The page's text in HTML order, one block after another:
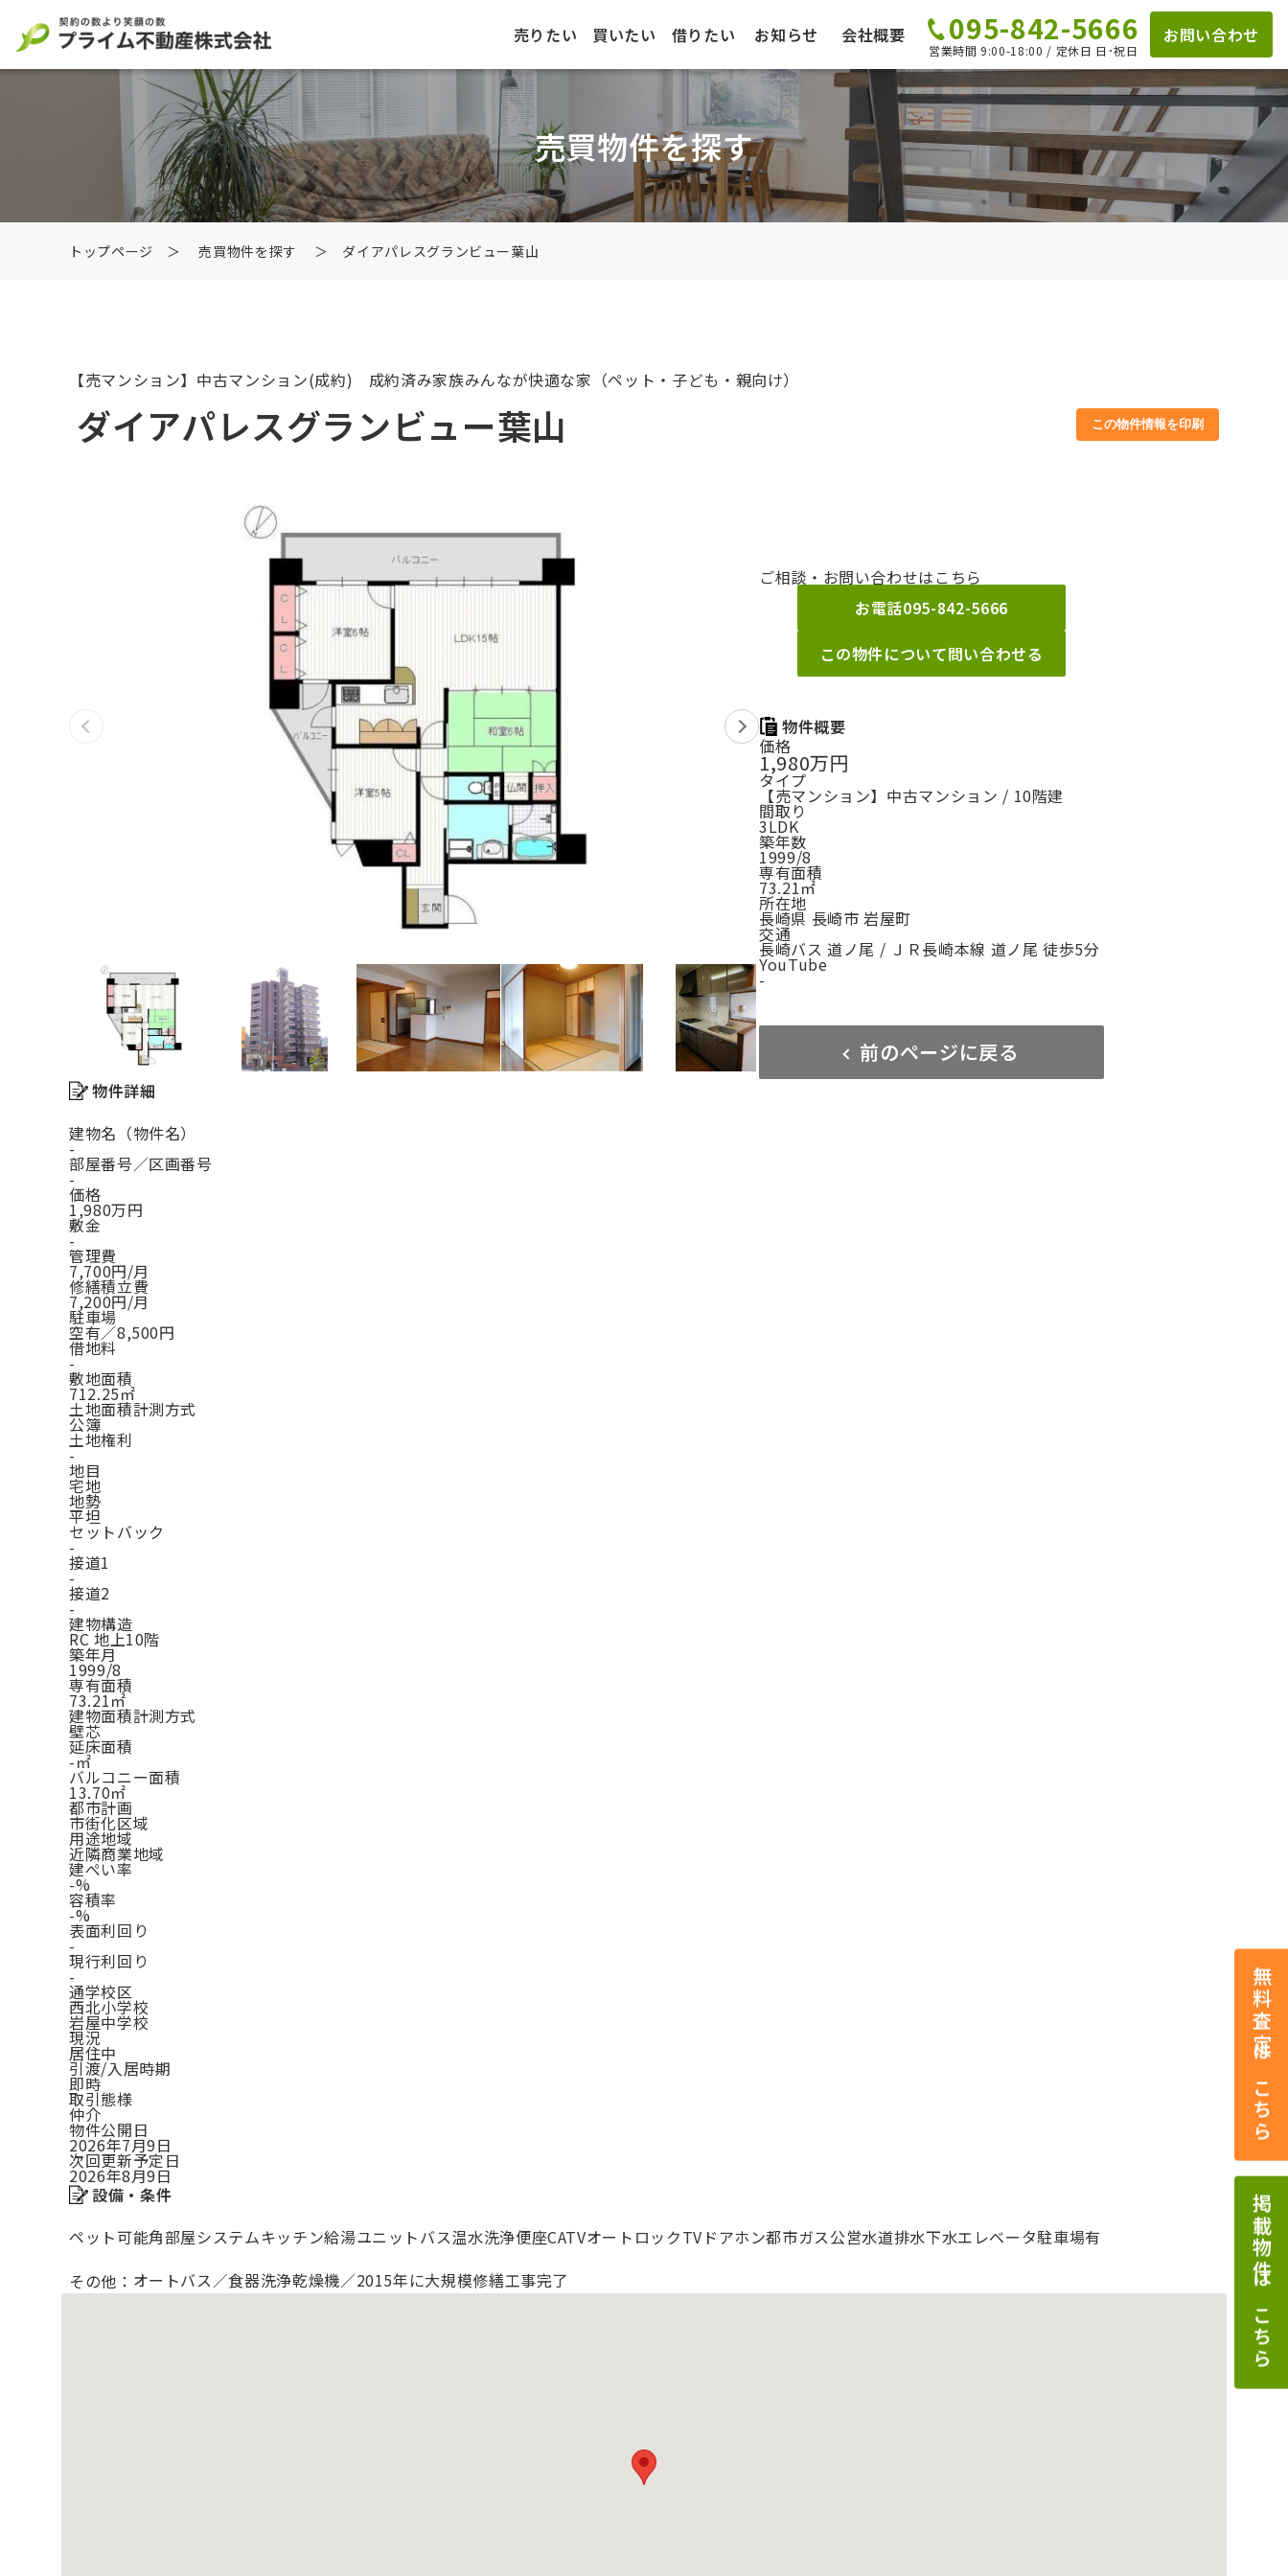
売りたい 買いたい 借りたい お知らせ 会社概要 095-842-5666
営業時間 9:00-18:00 / 定休日 日･祝日
お問い合わせ
無料査定はこちら
掲載物件はこちら
売買物件を探す
トップページ ＞ 売買物件を探す ＞ ダイアパレスグランビュー葉山
【売マンション】中古マンション(成約) 成約済み家族みんなが快適な家（ペット・子ども・親向け）
ダイアパレスグランビュー葉山 この物件情報を印刷
ご相談・お問い合わせはこちら
お電話095-842-5666
この物件について問い合わせる
物件概要
価格
1,980万円
タイプ
【売マンション】中古マンション / 10階建
間取り
3LDK
築年数
1999/8
専有面積
73.21㎡
所在地
長崎県 長崎市 岩屋町
交通
長崎バス 道ノ尾 / ＪＲ長崎本線 道ノ尾 徒歩5分
YouTube
-
前のページに戻る
物件詳細
建物名（物件名）
-
部屋番号／区画番号
-
価格
1,980万円
敷金
-
管理費
7,700円/月
修繕積立費
7,200円/月
駐車場
空有／8,500円
借地料
-
敷地面積
712.25㎡
土地面積計測方式
公簿
土地権利
-
地目
宅地
地勢
平坦
セットバック
-
接道1
-
接道2
-
建物構造
RC 地上10階
築年月
1999/8
専有面積
73.21㎡
建物面積計測方式
壁芯
延床面積
-㎡
バルコニー面積
13.70㎡
都市計画
市街化区域
用途地域
近隣商業地域
建ぺい率
-%
容積率
-%
表面利回り
-
現行利回り
-
通学校区
西北小学校
岩屋中学校
現況
居住中
引渡/入居時期
即時
取引態様
仲介
物件公開日
2026年7月9日
次回更新予定日
2026年8月9日
設備・条件
ペット可能角部屋システムキッチン給湯ユニットバス温水洗浄便座CATVオートロックTVドアホン都市ガス公営水道排水下水エレベータ駐車場有
その他： オートバス／食器洗浄乾燥機／2015年に大規模修繕工事完了